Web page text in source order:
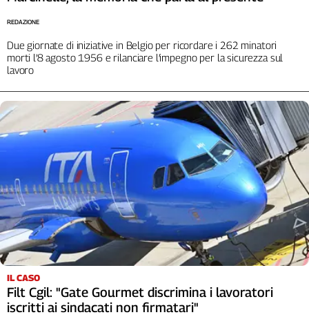
Liguria
Lombardia
Marche
Piemonte
Puglia
Sardegna
Sicilia
Toscana
Valle
D'Aosta
Veneto
Archivio
Storico
1955-
2014
Due giornate di iniziative in Belgio per ricordare i 262 minatori
morti l’8 agosto 1956 e rilanciare l’impegno per la sicurezza sul
lavoro
REDAZIONE
IL CASO
Filt Cgil: "Gate Gourmet discrimina i lavoratori
iscritti ai sindacati non firmatari"